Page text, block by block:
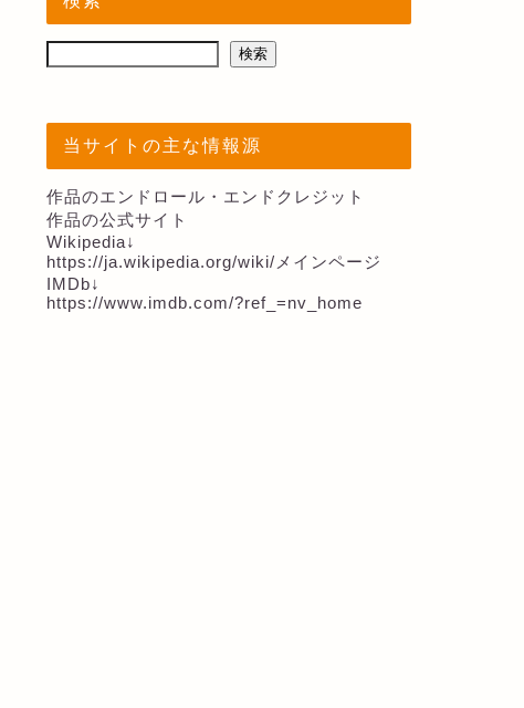
検索
当サイトの主な情報源
作品のエンドロール・エンドクレジット
作品の公式サイト
Wikipedia↓
https://ja.wikipedia.org/wiki/メインページ
IMDb↓
https://www.imdb.com/?ref_=nv_home